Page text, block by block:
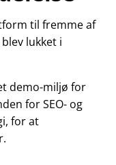
til fremme af
lukket i
demo-miljø for
for SEO- og
for at